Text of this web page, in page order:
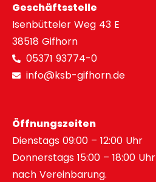
Geschäftsstelle
Isenbütteler Weg 43 E
38518 Gifhorn
05371 93774-0
info@ksb-gifhorn.de
Öffnungszeiten
Dienstags 09:00 – 12:00 Uhr
Donnerstags 15:00 – 18:00 Uhr
nach Vereinbarung.